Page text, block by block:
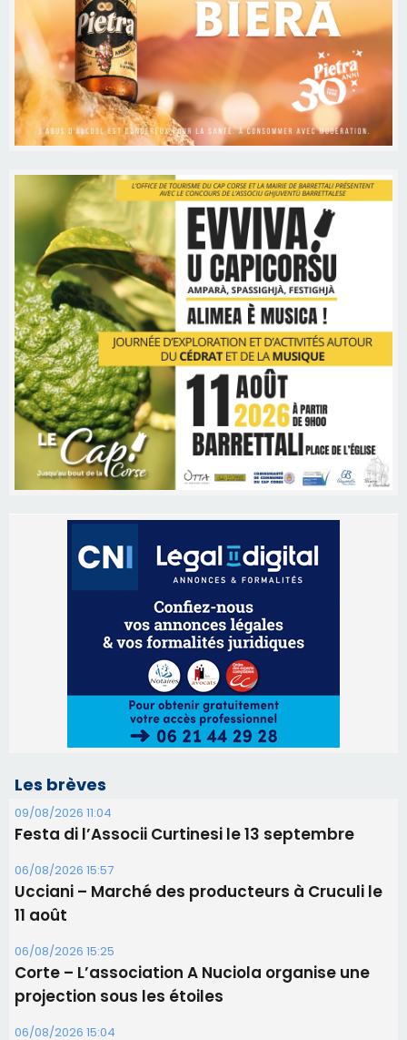
Les brèves
Festa di l’Associi Curtinesi le 13 septembre
Ucciani – Marché des producteurs à Cruculi le
projection sous les étoiles
06/08/2026 15:04
Alata - Soirée Tango Argentin au stade de San
Benedetto
05/08/2026 09:53
Biguglia : messe de la Sainte-Marie et
procession le 14 août
31/07/2026 08:24
Tennis - Début ce week-end du tournoi du
RCPV